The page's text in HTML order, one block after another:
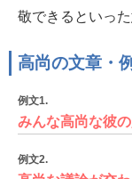
敬できるといっ
高尚の文章・
例文1.
みんな高尚な彼
例文2.